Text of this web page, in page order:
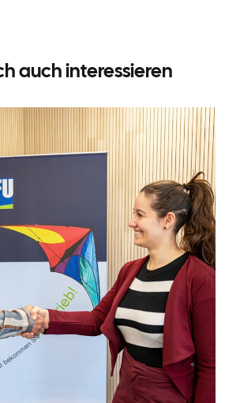
auch interessieren